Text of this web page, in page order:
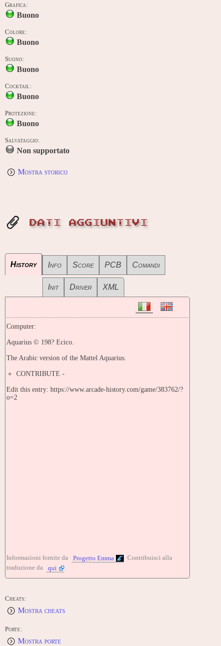
Grafica:
Buono
Colore:
Buono
Suono:
Buono
Cocktail:
Buono
Protezione:
Buono
Salvataggio:
Non supportato
Mostra storico
DATI AGGIUNTIVI
History Info Score PCB Comandi
Init Driver XML
Computer:
Aquarius © 198? Ecico.
The Arabic version of the Mattel Aquarius.
CONTRIBUTE -
Edit this entry: https://www.arcade-history.com/game/383762/?
o=2
Informazioni fornite da Progetto Emma
Contribuisci alla
traduzione da
qui
Cheats:
Mostra cheats
Porte:
Mostra porte